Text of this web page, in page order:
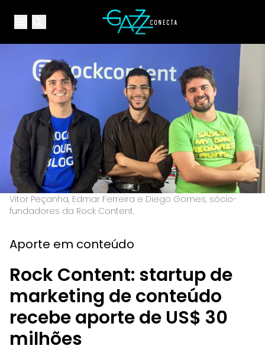
Open main menuYour Company
Vitor Peçanha, Edmar Ferreira e Diego Gomes, sócio-
fundadores da Rock Content.
Aporte em conteúdo
Rock Content: startup de
marketing de conteúdo
recebe aporte de US$ 30
milhões